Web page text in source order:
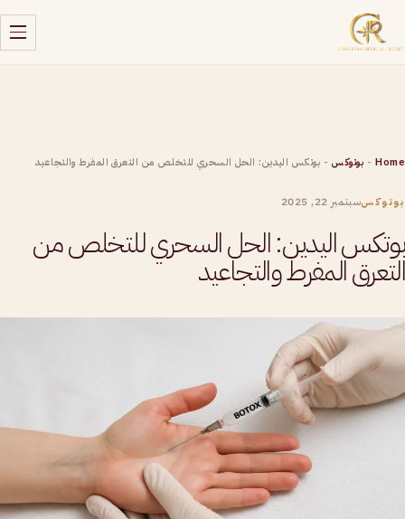
Home
- بوتوكس- بوتكس اليدين: الحل السحري للتخلص من التعرق المفرط والتجاعيد
بوتوكسسبتمبر 22, 2025
بوتكس اليدين: الحل السحري للتخلص من
التعرق المفرط والتجاعيد